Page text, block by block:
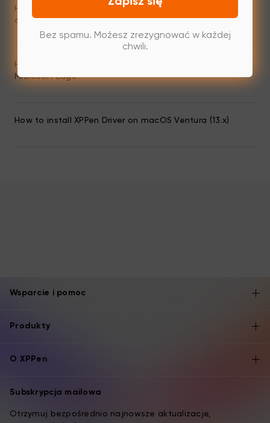
How to use WPS Office to sign or hand-write on a PDF
document.
How to sign a PDF document on Windows with
Microsoft Edge
How to install XPPen Driver on macOS Ventura (13.x)
Wsparcie i pomoc
Produkty
O XPPen
Subskrypcja mailowa
Otrzymuj bezpośrednio najnowsze aktualizacje,
Bez spamu. Możesz zrezygnować w każdej
chwili.